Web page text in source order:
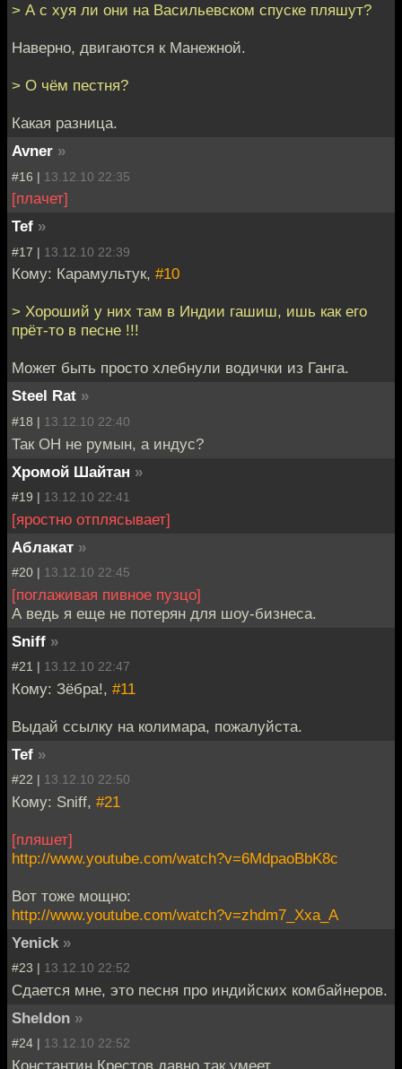
> А с хуя ли они на Васильевском спуске пляшут?
Наверно, двигаются к Манежной.
> О чём пестня?
Какая разница.
Avner »
#16 | 13.12.10 22:35
[плачет]
Tef »
#17 | 13.12.10 22:39
Кому: Карамультук, #10
> Хороший у них там в Индии гашиш, ишь как его
прёт-то в песне !!!
Может быть просто хлебнули водички из Ганга.
Steel Rat »
#18 | 13.12.10 22:40
Так ОН не румын, а индус?
Хромой Шайтан »
#19 | 13.12.10 22:41
[яростно отплясывает]
Аблакат »
#20 | 13.12.10 22:45
[поглаживая пивное пузцо]
А ведь я еще не потерян для шоу-бизнеса.
Sniff »
#21 | 13.12.10 22:47
Кому: Зёбра!, #11
Выдай ссылку на колимара, пожалуйста.
Tef »
#22 | 13.12.10 22:50
Кому: Sniff, #21
[пляшет]
http://www.youtube.com/watch?v=6MdpaoBbK8c
Вот тоже мощно:
http://www.youtube.com/watch?v=zhdm7_Xxa_A
Yenick »
#23 | 13.12.10 22:52
Сдается мне, это песня про индийских комбайнеров.
Sheldon »
#24 | 13.12.10 22:52
Константин Крестов давно так умеет